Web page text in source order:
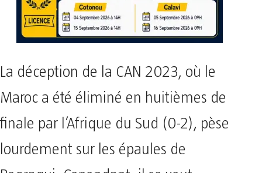
La déception de la CAN 2023, où le
Maroc a été éliminé en huitièmes de
finale par l’Afrique du Sud (0-2), pèse
lourdement sur les épaules de